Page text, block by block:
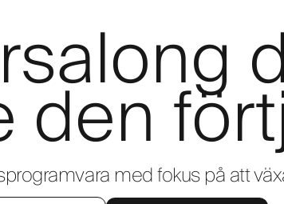
denmed fokus på att